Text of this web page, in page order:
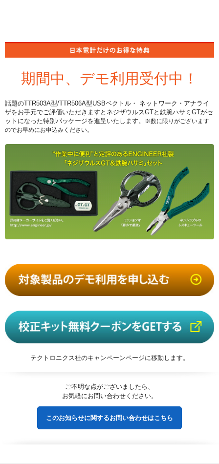
期間中、デモ利用受付中！
話題のTTR503A型/TTR506A型USBベクトル・ ネットワーク・アナライ
ザをお手元でご評価いただきますとネジザウルスGTと鉄腕ハサミGTがセ
ットになった特別パッケージを進呈いたします。 ※数に限りがございます
のでお早めにお申込みください。
テクトロニクス社のキャンペーンページに移動します。
ご不明な点がございましたら、
お気軽にお問い合わせください。
このお知らせに関するお問い合わせはこちら